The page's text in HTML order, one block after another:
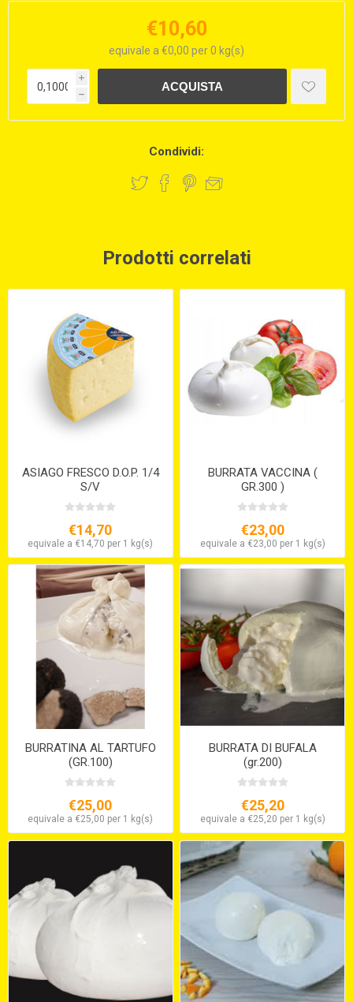
€10,60
equivale a €0,00 per 0 kg(s)
i
h
Condividi:
Prodotti correlati
ASIAGO FRESCO D.O.P. 1/4
S/V
€14,70
equivale a €14,70 per 1 kg(s)
BURRATA VACCINA (
GR.300 )
€23,00
equivale a €23,00 per 1 kg(s)
BURRATINA AL TARTUFO
(GR.100)
€25,00
equivale a €25,00 per 1 kg(s)
BURRATA DI BUFALA
(gr.200)
€25,20
equivale a €25,20 per 1 kg(s)